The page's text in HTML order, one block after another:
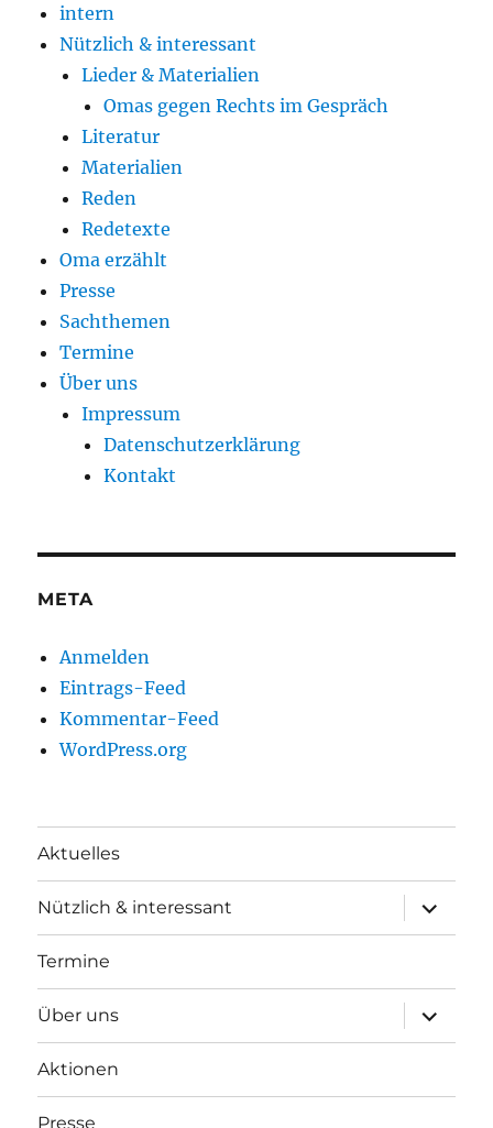
intern
Nützlich & interessant
Lieder & Materialien
Omas gegen Rechts im Gespräch
Literatur
Materialien
Reden
Redetexte
Oma erzählt
Presse
Sachthemen
Termine
Über uns
Impressum
Datenschutzerklärung
Kontakt
META
Anmelden
Eintrags-Feed
Kommentar-Feed
WordPress.org
Aktuelles
Nützlich & interessant
anzeigen
Termine
Über uns
anzeigen
Aktionen
Presse